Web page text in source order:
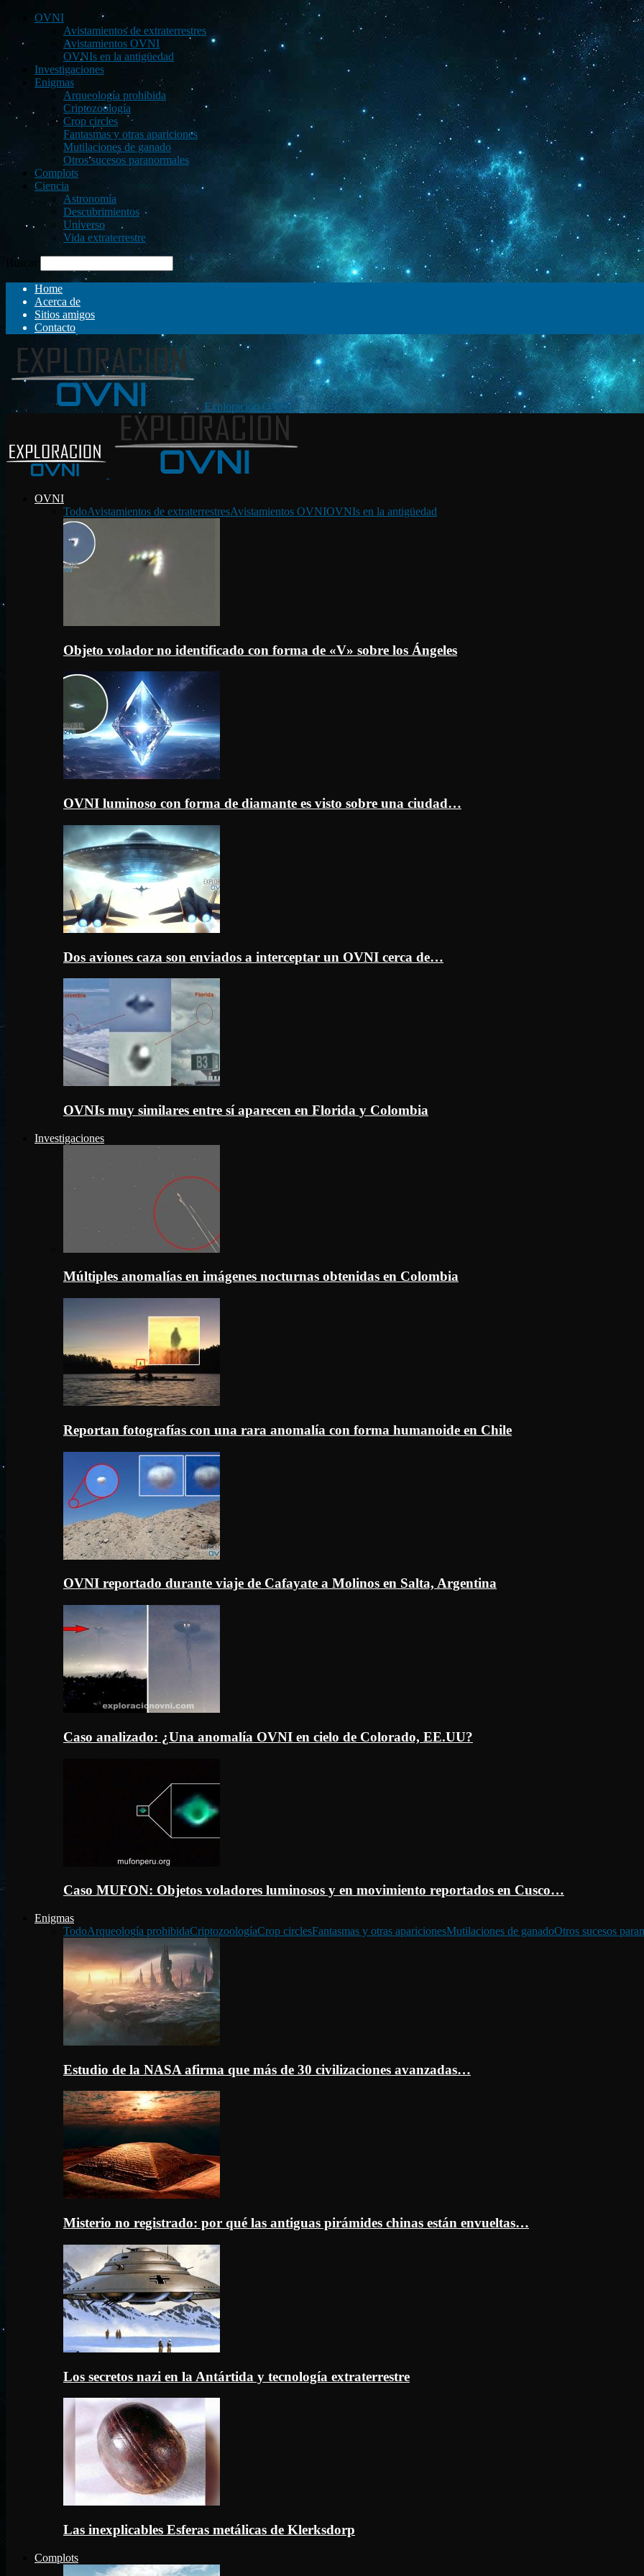
OVNI
Avistamientos de extraterrestres
Avistamientos OVNI
OVNIs en la antigüedad
Investigaciones
Enigmas
Arqueología prohibida
Criptozoología
Crop circles
Fantasmas y otras apariciones
Mutilaciones de ganado
Otros sucesos paranormales
Complots
Ciencia
Astronomía
Descubrimientos
Universo
Vida extraterrestre
Buscar
Home
Acerca de
Sitios amigos
Contacto
Exploración OVNI
OVNI
TodoAvistamientos de extraterrestresAvistamientos OVNIOVNIs en la antigüedad
Objeto volador no identificado con forma de «V» sobre los Ángeles
OVNI luminoso con forma de diamante es visto sobre una ciudad…
Dos aviones caza son enviados a interceptar un OVNI cerca de…
OVNIs muy similares entre sí aparecen en Florida y Colombia
Investigaciones
Múltiples anomalías en imágenes nocturnas obtenidas en Colombia
Reportan fotografías con una rara anomalía con forma humanoide en Chile
OVNI reportado durante viaje de Cafayate a Molinos en Salta, Argentina
Caso analizado: ¿Una anomalía OVNI en cielo de Colorado, EE.UU?
Caso MUFON: Objetos voladores luminosos y en movimiento reportados en Cusco…
Enigmas
TodoArqueología prohibidaCriptozoologíaCrop circlesFantasmas y otras aparicionesMutilaciones de ganadoOtros sucesos
Estudio de la NASA afirma que más de 30 civilizaciones avanzadas…
Misterio no registrado: por qué las antiguas pirámides chinas están envueltas…
Los secretos nazi en la Antártida y tecnología extraterrestre
Las inexplicables Esferas metálicas de Klerksdorp
Complots